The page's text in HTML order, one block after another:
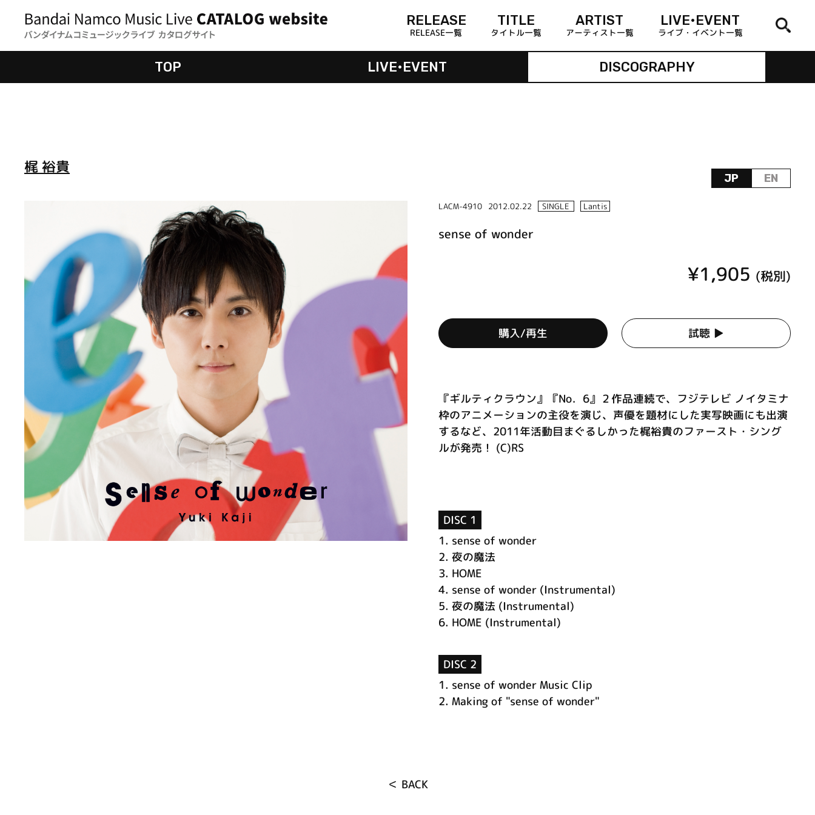
RELEASE
RELEASE一覧
TITLE
タイトル一覧
ARTIST
アーティスト一覧
LIVE•EVENT
ライブ・イベント一覧
TOP LIVE•EVENT DISCOGRAPHY
JP EN
梶 裕貴
LACM-4910 2012.02.22 SINGLE Lantis
sense of wonder
¥1,905 (税別)
購入/再生 試聴 ▶︎
『ギルティクラウン』『No．6』２作品連続で、フジテレビ ノイタミナ
枠のアニメーションの主役を演じ、声優を題材にした実写映画にも出演
するなど、2011年活動目まぐるしかった梶裕貴のファースト・シング
ルが発売！ (C)RS
DISC 1
1. sense of wonder
2. 夜の魔法
3. HOME
4. sense of wonder (Instrumental)
5. 夜の魔法 (Instrumental)
6. HOME (Instrumental)
DISC 2
1. sense of wonder Music Clip
2. Making of "sense of wonder"
＜ BACK